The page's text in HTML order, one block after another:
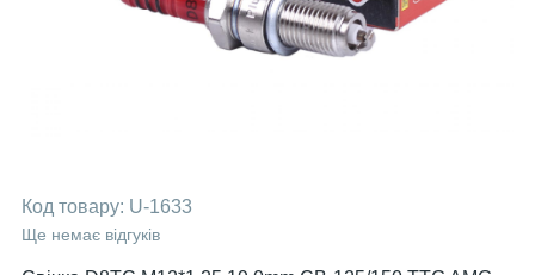
Код товару: U-1633
Ще немає відгуків